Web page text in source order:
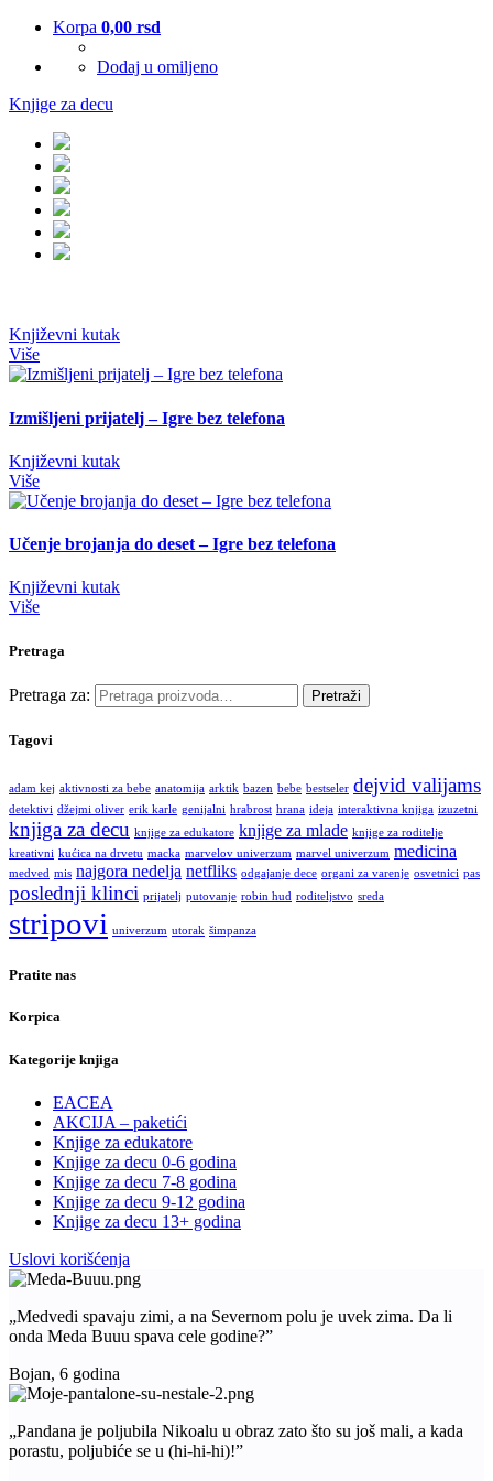
Korpa 0,00 rsd
Dodaj u omiljeno
Knjige za decu
Književni kutak
Više
Izmišljeni prijatelj – Igre bez telefona
Književni kutak
Više
Učenje brojanja do deset – Igre bez telefona
Književni kutak
Više
Pretraga
Pretraga za: Pretraži
Tagovi
adam kej aktivnosti za bebe anatomija arktik bazen bebe bestseler dejvid valijams
detektivi džejmi oliver erik karle genijalni hrabrost hrana ideja interaktivna knjiga izuzetni
knjiga za decu knjige za edukatore knjige za mlade knjige za roditelje
kreativni kućica na drvetu macka marvelov univerzum marvel univerzum medicina
medved mis najgora nedelja netfliks odgajanje dece organi za varenje osvetnici pas
poslednji klinci prijatelj putovanje robin hud roditeljstvo sreda
stripovi univerzum utorak šimpanza
Pratite nas
Korpica
Kategorije knjiga
EACEA
AKCIJA – paketići
Knjige za edukatore
Knjige za decu 0-6 godina
Knjige za decu 7-8 godina
Knjige za decu 9-12 godina
Knjige za decu 13+ godina
Uslovi korišćenja
„Medvedi spavaju zimi, a na Severnom polu je uvek zima. Da li
onda Meda Buuu spava cele godine?”
Bojan, 6 godina
„Pandana je poljubila Nikoalu u obraz zato što su još mali, a kada
porastu, poljubiće se u (hi-hi-hi)!”